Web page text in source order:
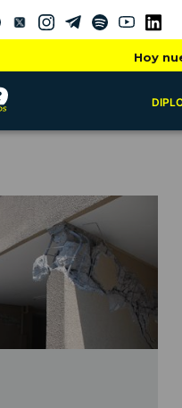
Hoy